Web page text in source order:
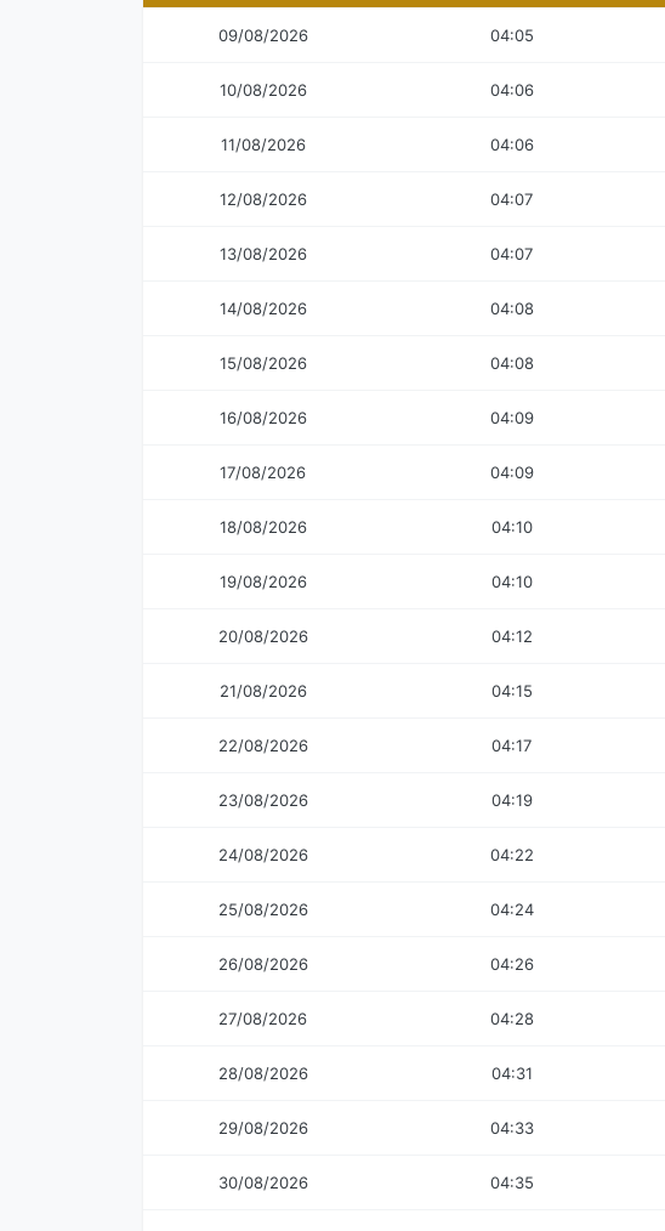
09/08/2026 04:05
10/08/2026 04:06
11/08/2026 04:06
12/08/2026 04:07
13/08/2026 04:07
14/08/2026 04:08
15/08/2026 04:08
16/08/2026 04:09
17/08/2026 04:09
18/08/2026 04:10
19/08/2026 04:10
20/08/2026 04:12
21/08/2026 04:15
22/08/2026 04:17
23/08/2026 04:19
24/08/2026 04:22
25/08/2026 04:24
26/08/2026 04:26
27/08/2026 04:28
28/08/2026 04:31
29/08/2026 04:33
30/08/2026 04:35